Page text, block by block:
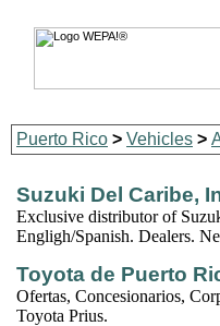
Puerto Rico > Vehicles >
Suzuki Del Caribe,
Exclusive distributor of
Engligh/Spanish. Dealers.
Toyota de Puerto
Ofertas, Concesionarios,
Toyota Prius.